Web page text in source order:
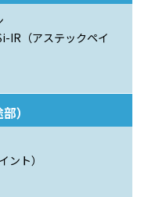
IR（アステックペイ
）
ント）